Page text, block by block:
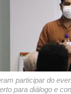
participar do
para diálogo e